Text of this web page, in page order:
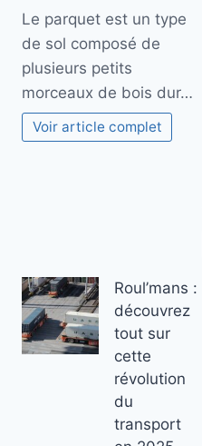
Le parquet est un type
de sol composé de
plusieurs petits
morceaux de bois dur…
Voir article complet
Roul’mans :
découvrez
tout sur
cette
révolution
du
transport